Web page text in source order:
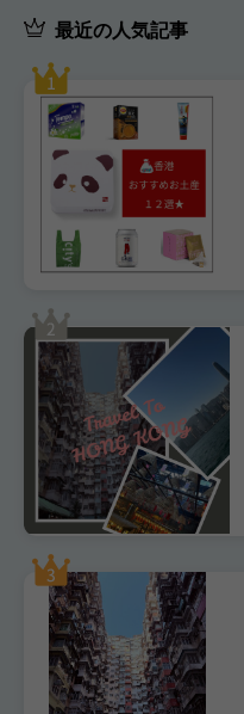
最近の人気記事